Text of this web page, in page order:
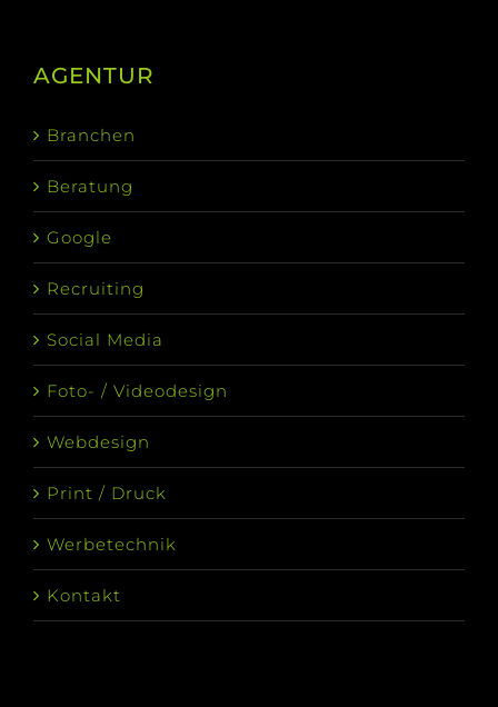
AGENTUR
Branchen
Beratung
Google
Recruiting
Social Media
Foto- / Videodesign
Webdesign
Print / Druck
Werbetechnik
Kontakt